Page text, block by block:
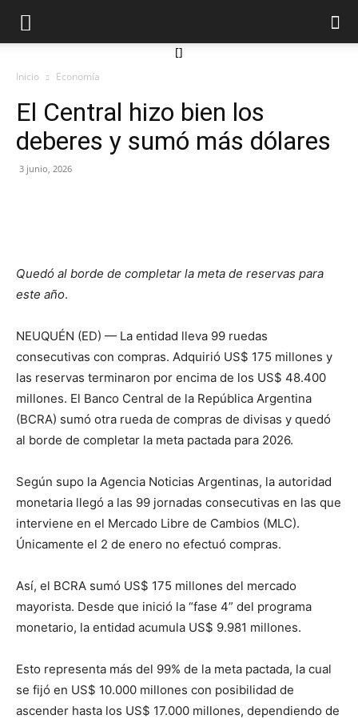
[]
Inicio Economía
El Central hizo bien los
deberes y sumó más dólares
3 junio, 2026
Quedó al borde de completar la meta de reservas para
este año.
NEUQUÉN (ED) — La entidad lleva 99 ruedas
consecutivas con compras. Adquirió US$ 175 millones y
las reservas terminaron por encima de los US$ 48.400
millones. El Banco Central de la República Argentina
(BCRA) sumó otra rueda de compras de divisas y quedó
al borde de completar la meta pactada para 2026.
Según supo la Agencia Noticias Argentinas, la autoridad
monetaria llegó a las 99 jornadas consecutivas en las que
interviene en el Mercado Libre de Cambios (MLC).
Únicamente el 2 de enero no efectuó compras.
Así, el BCRA sumó US$ 175 millones del mercado
mayorista. Desde que inició la “fase 4” del programa
monetario, la entidad acumula US$ 9.981 millones.
Esto representa más del 99% de la meta pactada, la cual
se fijó en US$ 10.000 millones con posibilidad de
ascender hasta los US$ 17.000 millones, dependiendo de